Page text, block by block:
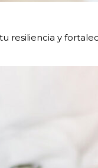
resiliencia y